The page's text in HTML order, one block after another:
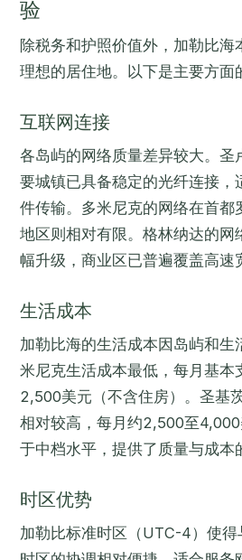
验
除税务和护照价值外，加勒比海
理想的居住地。以下是主要方面
互联网连接
各岛屿的网络质量差异较大。圣
要城镇已具备稳定的光纤连接，
件传输。多米尼克的网络在首都
地区则相对有限。格林纳达的网
幅升级，商业区已普遍覆盖高速
生活成本
加勒比海的生活成本因岛屿和生
米尼克生活成本最低，每月基本
2,500美元（不含住房）。圣基
相对较高，每月约2,500至
于中档水平，提供了质量与成本
时区优势
加勒比标准时区（UTC-4）使得